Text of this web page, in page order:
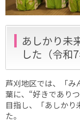
あしかり未
した（令和
芦刈地区では、「
葉に、“好きであり
目指し、「あしかり
た。